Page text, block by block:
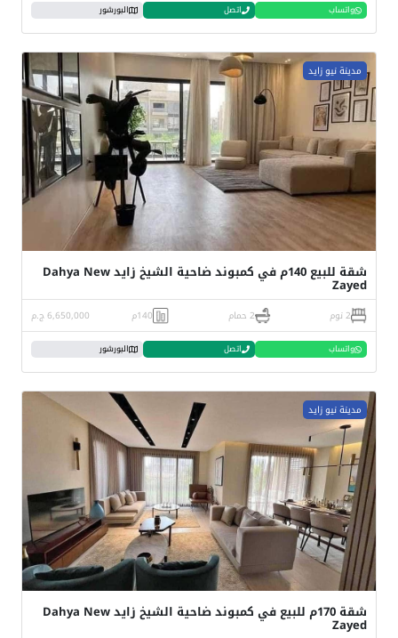
واتساب اتصل البورشور
مدينة نيو زايد
شقة للبيع 140م في كمبوند ضاحية الشيخ زايد Dahya New
Zayed
2 نوم 2 حمام 140م 6,650,000 ج.م
واتساب اتصل البورشور
مدينة نيو زايد
شقة 170م للبيع في كمبوند ضاحية الشيخ زايد Dahya New
Zayed